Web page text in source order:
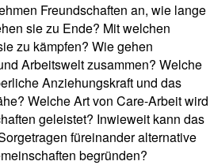
Freundschaften an, wie lange
sie zu Ende? Mit welchen
zu kämpfen? Wie gehen
Arbeitswelt zusammen? Welche
Anziehungskraft und das
Welche Art von Care-Arbeit wird
geleistet? Inwieweit kann das
füreinander alternative
begründen?